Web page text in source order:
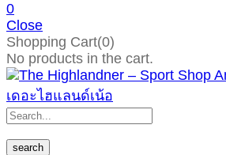
0
Close
Shopping Cart(0)
No products in the cart.
search